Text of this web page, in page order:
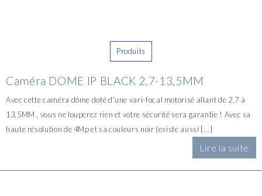
Produits
Caméra DOME IP BLACK 2,7-13,5MM
Avec cette caméra dôme doté d'une vari-focal motorisé allant de 2,7 à
13,5MM , vous ne louperez rien et votre sécurité sera garantie ! Avec sa
haute résolution de 4Mp et sa couleurs noir (existe aussi [...]
Lire la suite